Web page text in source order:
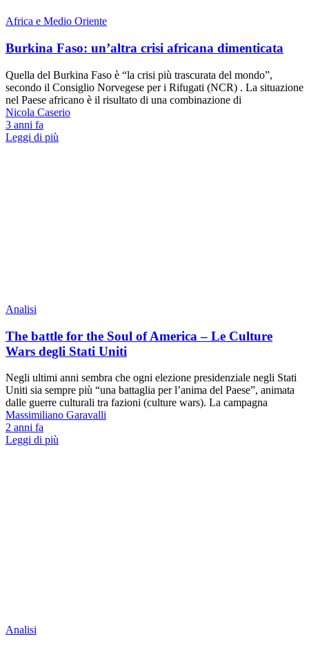
Africa e Medio Oriente
Burkina Faso: un’altra crisi africana dimenticata
Quella del Burkina Faso è “la crisi più trascurata del mondo”,
secondo il Consiglio Norvegese per i Rifugati (NCR) . La situazione
nel Paese africano è il risultato di una combinazione di
Nicola Caserio
3 anni fa
Leggi di più
Analisi
The battle for the Soul of America – Le Culture
Wars degli Stati Uniti
Negli ultimi anni sembra che ogni elezione presidenziale negli Stati
Uniti sia sempre più “una battaglia per l’anima del Paese”, animata
dalle guerre culturali tra fazioni (culture wars). La campagna
Massimiliano Garavalli
2 anni fa
Leggi di più
Analisi